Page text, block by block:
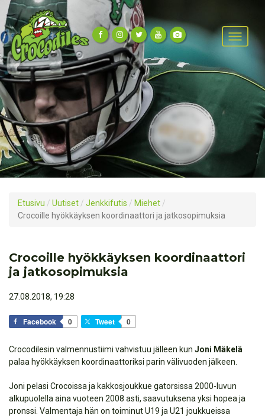
Etusivu / Uutiset / Jenkkifutis / Miehet /
Crocoille hyökkäyksen koordinaattori ja jatkosopimuksia
Crocoille hyökkäyksen koordinaattori
ja jatkosopimuksia
27.08.2018, 19:28
Facebook 0 Tweet 0
Crocodilesin valmennustiimi vahvistuu jälleen kun Joni Mäkelä
palaa hyökkäyksen koordinaattoriksi parin välivuoden jälkeen.
Joni pelasi Crocoissa ja kakkosjoukkue gatorsissa 2000-luvun
alkupuolella aina vuoteen 2008 asti, saavutuksena yksi hopea ja
pronssi. Valmentaja hän on toiminut U19 ja U21 joukkueissa